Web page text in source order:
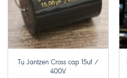
Tụ Jantzen Cross cap 15uf /
400V